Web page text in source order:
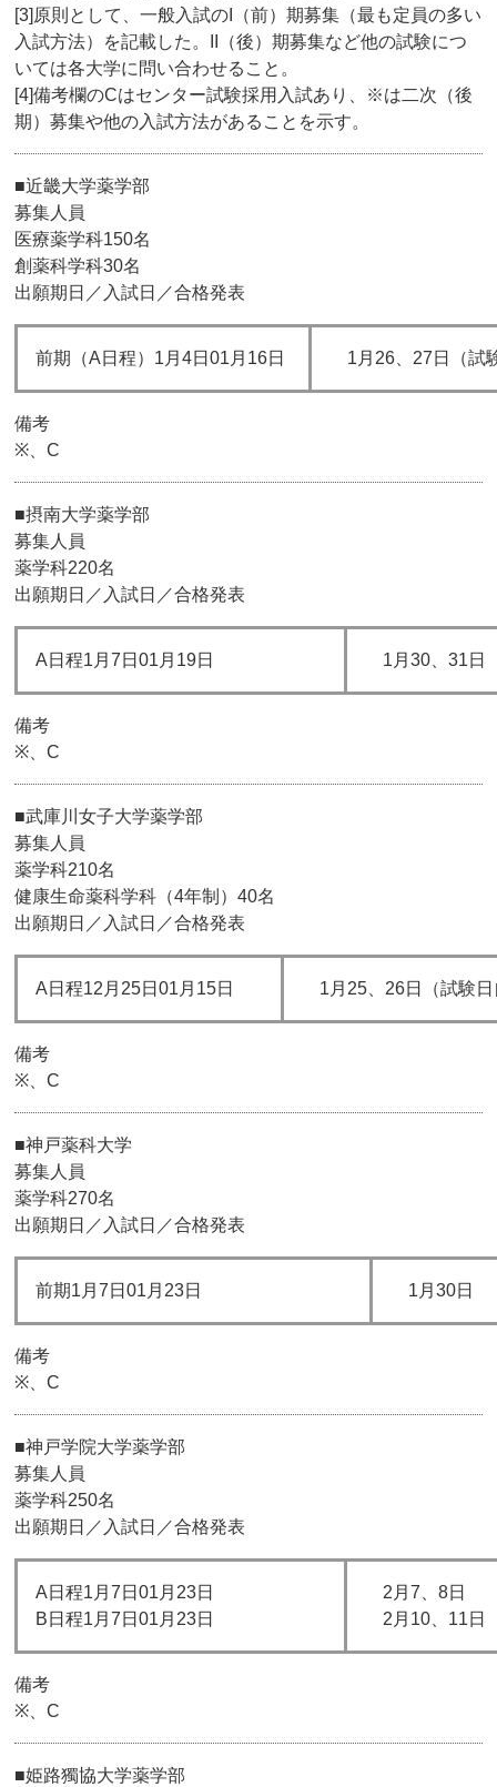
[3]原則として、一般入試のI（前）期募集（最も定員の多い
入試方法）を記載した。II（後）期募集など他の試験につ
いては各大学に問い合わせること。
[4]備考欄のCはセンター試験採用入試あり、※は二次（後
期）募集や他の入試方法があることを示す。
■近畿大学薬学部
募集人員
医療薬学科150名
創薬科学科30名
出願期日／入試日／合格発表
前期（A日程）1月4日01月16日 1月26、27日（試
備考
※、C
■摂南大学薬学部
募集人員
薬学科220名
出願期日／入試日／合格発表
A日程1月7日01月19日 1月30、31日
備考
※、C
■武庫川女子大学薬学部
募集人員
薬学科210名
健康生命薬科学科（4年制）40名
出願期日／入試日／合格発表
A日程12月25日01月15日 1月25、26日（試験日
備考
※、C
■神戸薬科大学
募集人員
薬学科270名
出願期日／入試日／合格発表
前期1月7日01月23日 1月30日
備考
※、C
■神戸学院大学薬学部
募集人員
薬学科250名
出願期日／入試日／合格発表
A日程1月7日01月23日
B日程1月7日01月23日
2月7、8日
2月10、11日
備考
※、C
■姫路獨協大学薬学部